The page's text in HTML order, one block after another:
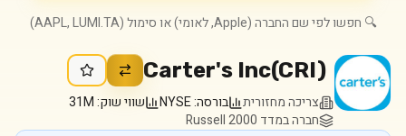
🔍 חפשו לפי שם החברה (Apple, לאומי) או סימול (AAPL, LUMI.TA)
Carter's Inc(CRI)
צריכה מחזורית בורסה:NYSE שווי שוק:31M
חברה במדד Russell 2000